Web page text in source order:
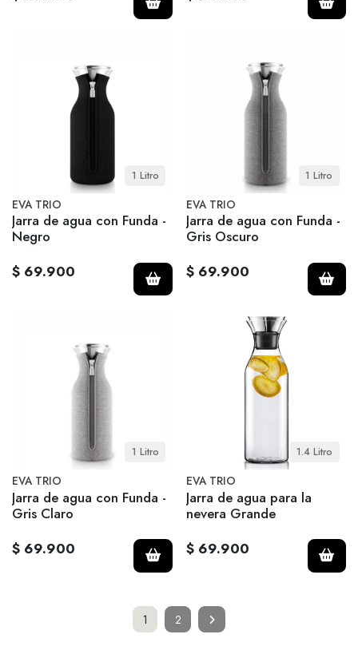
1 Litro
EVA TRIO
Jarra de agua con Funda -
Negro
$ 69.900
1 Litro
EVA TRIO
Jarra de agua con Funda -
Gris Oscuro
$ 69.900
1 Litro
EVA TRIO
Jarra de agua con Funda -
Gris Claro
$ 69.900
1.4 Litro
EVA TRIO
Jarra de agua para la
nevera Grande
$ 69.900
1 2